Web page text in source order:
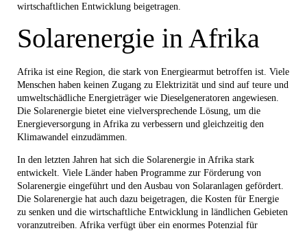
wirtschaftlichen Entwicklung beigetragen.
Solarenergie in Afrika
Afrika ist eine Region, die stark von Energiearmut betroffen ist. Viele
Menschen haben keinen Zugang zu Elektrizität und sind auf teure und
umweltschädliche Energieträger wie Dieselgeneratoren angewiesen.
Die Solarenergie bietet eine vielversprechende Lösung, um die
Energieversorgung in Afrika zu verbessern und gleichzeitig den
Klimawandel einzudämmen.
In den letzten Jahren hat sich die Solarenergie in Afrika stark
entwickelt. Viele Länder haben Programme zur Förderung von
Solarenergie eingeführt und den Ausbau von Solaranlagen gefördert.
Die Solarenergie hat auch dazu beigetragen, die Kosten für Energie
zu senken und die wirtschaftliche Entwicklung in ländlichen Gebieten
voranzutreiben. Afrika verfügt über ein enormes Potenzial für